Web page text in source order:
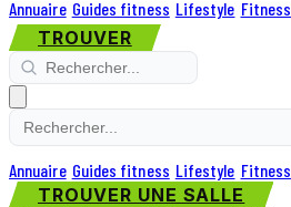
Annuaire Guides fitness Lifestyle Fitness
TROUVER
Annuaire Guides fitness Lifestyle Fitness
TROUVER UNE SALLE